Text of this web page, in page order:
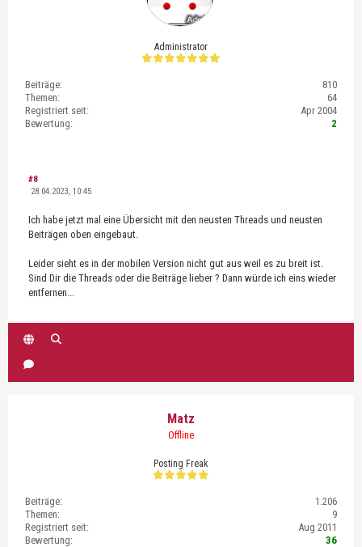
Administrator
Beiträge:
810
Themen:
64
Registriert seit:
Apr 2004
Bewertung:
2
#8
28.04.2023, 10:45
Ich habe jetzt mal eine Übersicht mit den neusten Threads und neusten
Beiträgen oben eingebaut.
Leider sieht es in der mobilen Version nicht gut aus weil es zu breit ist.
Sind Dir die Threads oder die Beiträge lieber ? Dann würde ich eins wieder
entfernen...
Matz
Offline
Posting Freak
Beiträge:
1.206
Themen:
9
Registriert seit:
Aug 2011
Bewertung:
36